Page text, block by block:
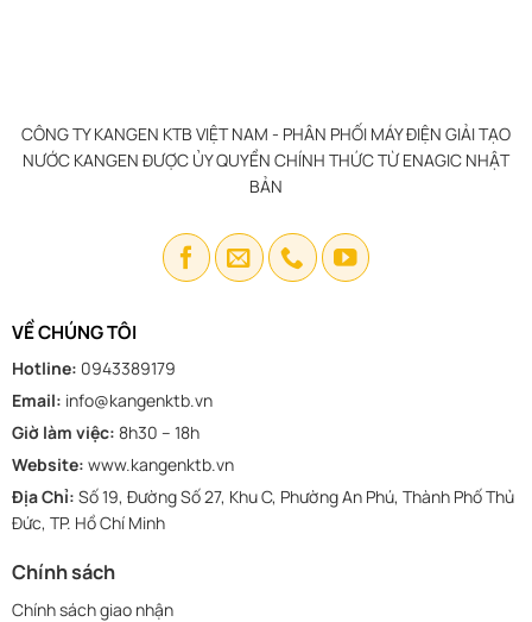
CÔNG TY KANGEN KTB VIỆT NAM - PHÂN PHỐI MÁY ĐIỆN GIẢI TẠO
NƯỚC KANGEN ĐƯỢC ỦY QUYỀN CHÍNH THỨC TỪ ENAGIC NHẬT
BẢN
VỀ CHÚNG TÔI
Hotline: 0943389179
Email: info@kangenktb.vn
Giờ làm việc: 8h30 – 18h
Website: www.kangenktb.vn
Địa Chỉ: Số 19, Đường Số 27, Khu C, Phường An Phú, Thành Phố Thủ
Đức, TP. Hồ Chí Minh
Chính sách
Chính sách giao nhận